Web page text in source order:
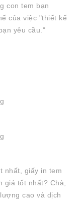
con tem bạn
của việc "thiết kế
yêu cầu."
nhất, giấy in tem
giá tốt nhất? Chà,
cao và dịch